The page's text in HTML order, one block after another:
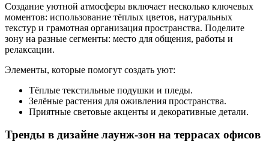
Создание уютной атмосферы включает несколько ключевых
моментов: использование тёплых цветов, натуральных
текстур и грамотная организация пространства. Поделите
зону на разные сегменты: место для общения, работы и
релаксации.
Элементы, которые помогут создать уют:
Тёплые текстильные подушки и пледы.
Зелёные растения для оживления пространства.
Приятные световые акценты и декоративные детали.
Тренды в дизайне лаунж-зон на террасах офисов